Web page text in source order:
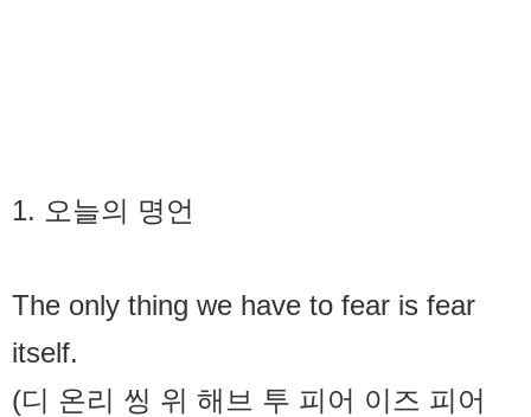
1. 오늘의 명언
The only thing we have to fear is fear
itself.
(디 온리 씽 위 해브 투 피어 이즈 피어